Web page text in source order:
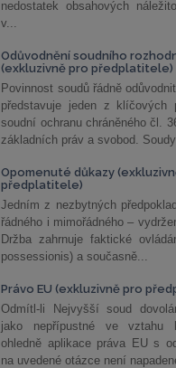
nedostatek obsahových
v...
Odůvodnění soudního
(exkluzivně pro předplatitele)
Povinnost soudů řádně
představuje jeden z klíčových
soudní ochranu chráněného čl.
základních práv a svobod.
Opomenuté důkazy
předplatitele)
Jedním z nezbytných
řádného i mimořádného –
Držba zahrnuje faktické
possessionis) a současně...
Právo EU (exkluzivně pro
Odmítl-li Nejvyšší soud
jako nepřípustné ve vztahu
ohledně aplikace práva EU s
na uvedené otázce není